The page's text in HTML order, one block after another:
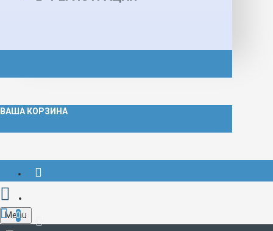
ВАША КОРЗИНА
Menu
0